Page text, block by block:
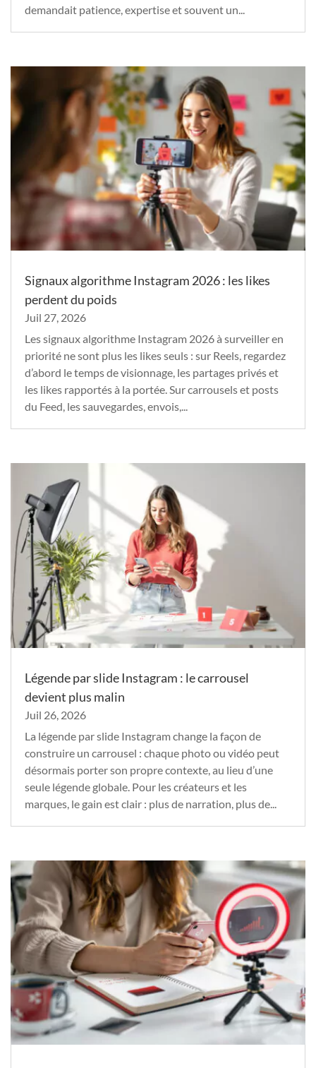
demandait patience, expertise et souvent un...
Signaux algorithme Instagram 2026 : les likes
perdent du poids
Juil 27, 2026
Les signaux algorithme Instagram 2026 à surveiller en
priorité ne sont plus les likes seuls : sur Reels, regardez
d’abord le temps de visionnage, les partages privés et
les likes rapportés à la portée. Sur carrousels et posts
du Feed, les sauvegardes, envois,...
Légende par slide Instagram : le carrousel
devient plus malin
Juil 26, 2026
La légende par slide Instagram change la façon de
construire un carrousel : chaque photo ou vidéo peut
désormais porter son propre contexte, au lieu d’une
seule légende globale. Pour les créateurs et les
marques, le gain est clair : plus de narration, plus de...